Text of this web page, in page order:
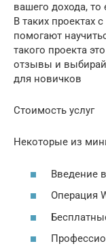
вашего дохода,
В таких проектах
помогают
такого проекта
отзывы и
для новичков
Стоимость услуг
Некоторые из
Введение
Операция